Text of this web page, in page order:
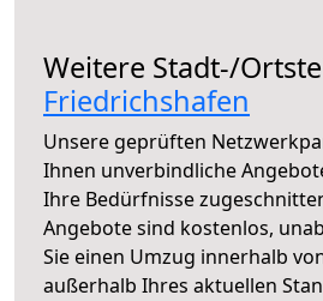
Weitere Stadt-/
Friedrichshafen
Unsere geprüften
Ihnen unverbindliche
Ihre Bedürfnisse
Angebote sind kostenlos,
Sie einen Umzug innerhalb
außerhalb Ihres aktuellen